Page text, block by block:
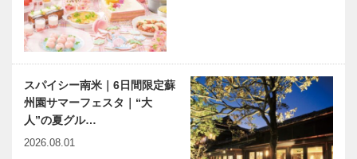
スパイシー南米｜6日間限定蘇
州園サマーフェスタ｜“大
人”の夏グル…
2026.08.01